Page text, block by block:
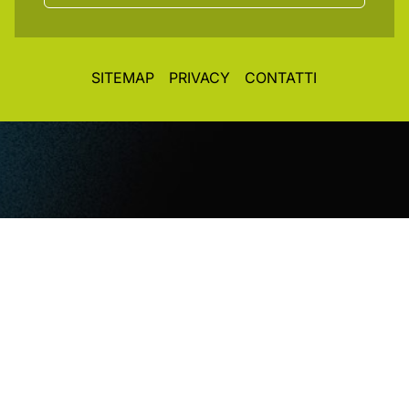
SITEMAP PRIVACY CONTATTI